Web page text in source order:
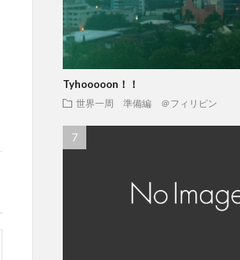
Tyhooooon！！
世界一周 準備編 ＠フィリピン